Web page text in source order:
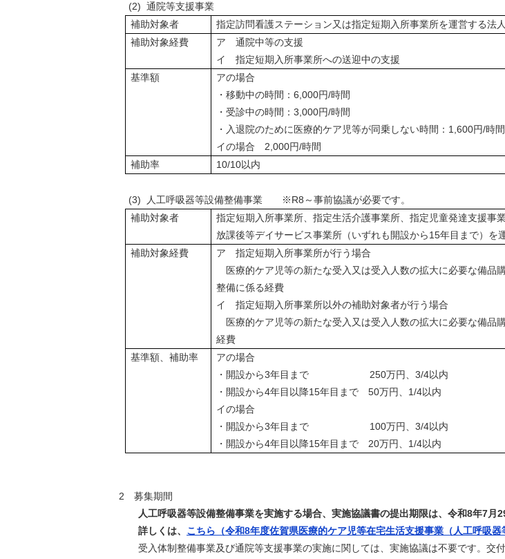
(2) 通院等支援事業
補助対象者
指定訪問看護ステーション又は指定短期入所事業所を運営する法人
補助対象経費
ア 通院中等の支援
イ 指定短期入所事業所への送迎中の支援
基準額
アの場合
・移動中の時間：6,000円/時間
・受診中の時間：3,000円/時間
・入退院のために医療的ケア児等が同乗しない時間：1,600円/時間
イの場合 2,000円/時間
補助率
10/10以内
(3) 人工呼吸器等設備整備事業 ※R8～事前協議が必要です。
補助対象者
指定短期入所事業所、指定生活介護事業所、指定児童発達支援事
放課後等デイサービス事業所（いずれも開設から15年目まで）を
補助対象経費
ア 指定短期入所事業所が行う場合
医療的ケア児等の新たな受入又は受入人数の拡大に必要な備品
整備に係る経費
イ 指定短期入所事業所以外の補助対象者が行う場合
医療的ケア児等の新たな受入又は受入人数の拡大に必要な備品
経費
基準額、補助率
アの場合
・開設から3年目まで 250万円、3/4以内
・開設から4年目以降15年目まで 50万円、1/4以内
イの場合
・開設から3年目まで 100万円、3/4以内
・開設から4年目以降15年目まで 20万円、1/4以内
2 募集期間
人工呼吸器等設備整備事業を実施する場合、実施協議書の提出期限は、令和8年7月29
詳しくは、 こちら（令和8年度佐賀県医療的ケア児等在宅生活支援事業（人工呼吸器
受入体制整備事業及び通院等支援事業の実施に関しては、実施協議は不要です。交付